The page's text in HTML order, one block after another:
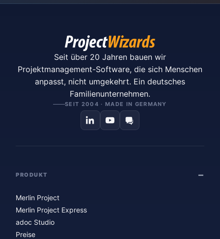
Seit über 20 Jahren bauen wir
Projektmanagement-Software, die sich Menschen
anpasst, nicht umgekehrt. Ein deutsches
Familienunternehmen.
SEIT 2004 · MADE IN GERMANY
PRODUKT
Merlin Project
Merlin Project Express
adoc Studio
Preise